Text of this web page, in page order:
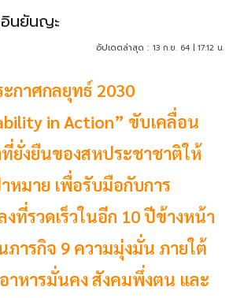
นยันญะ
อัปเดตล่าสุด : 13 ก.ย. 64 | 17:12 น.
กาศกลยุทธ์ 2030
in Action” ขับเคลื่อน
ยั่งยืนของสหประชาชาติให้
หมาย เพื่อรับมือกับการ
ที่รวดเร็วในอีก 10 ปีข้างหน้า
ารกิจ 9 ความมุ่งมั่น ภายใต้
าหารมั่นคง สังคมพึ่งตน และ